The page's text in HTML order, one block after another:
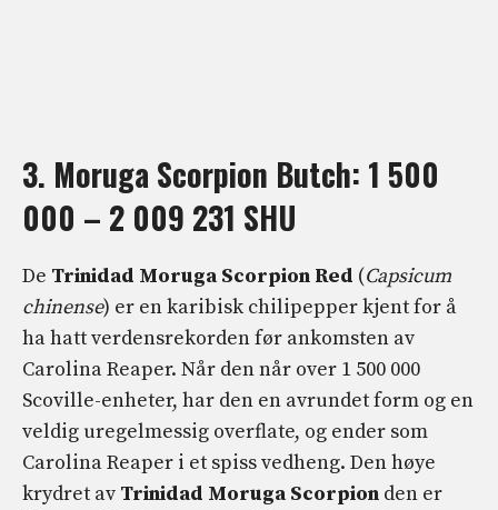
3. Moruga Scorpion Butch: 1 500
000 – 2 009 231 SHU
De Trinidad Moruga Scorpion Red (Capsicum
chinense) er en karibisk chilipepper kjent for å
ha hatt verdensrekorden før ankomsten av
Carolina Reaper. Når den når over 1 500 000
Scoville-enheter, har den en avrundet form og en
veldig uregelmessig overflate, og ender som
Carolina Reaper i et spiss vedheng. Den høye
krydret av Trinidad Moruga Scorpion den er